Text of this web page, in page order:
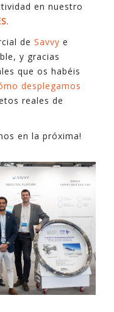
en nuestro
.
de Savvy e
y gracias
que os habéis
desplegamos
reales de
en la próxima!